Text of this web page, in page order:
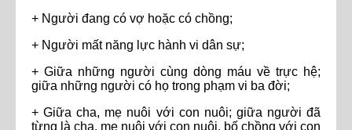
+ Người đang có vợ hoặc có chồng;
+ Người mất năng lực hành vi dân sự;
+ Giữa những người cùng dòng máu về trực hệ;
giữa những người có họ trong phạm vi ba đời;
+ Giữa cha, mẹ nuôi với con nuôi; giữa người đã
từng là cha, mẹ nuôi với con nuôi, bố chồng với con